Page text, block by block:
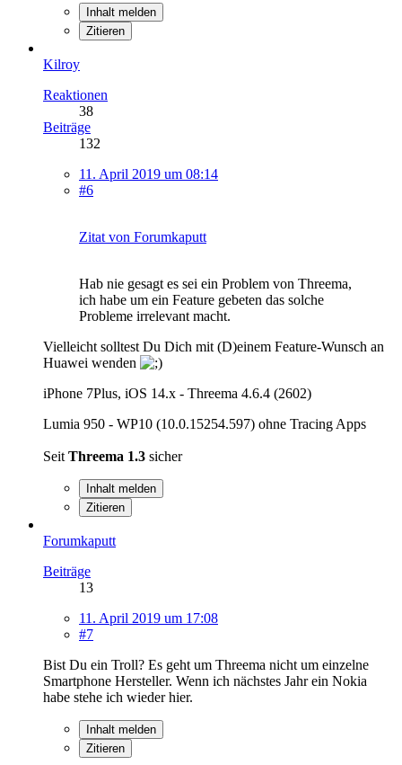
Inhalt melden
Zitieren
Kilroy
Reaktionen
38
Beiträge
132
11. April 2019 um 08:14
#6
Zitat von Forumkaputt
Hab nie gesagt es sei ein Problem von Threema,
ich habe um ein Feature gebeten das solche
Probleme irrelevant macht.
Vielleicht solltest Du Dich mit (D)einem Feature-Wunsch an
Huawei wenden
iPhone 7Plus, iOS 14.x - Threema 4.6.4 (2602)
Lumia 950 - WP10 (10.0.15254.597) ohne Tracing Apps
Seit Threema 1.3 sicher
Inhalt melden
Zitieren
Forumkaputt
Beiträge
13
11. April 2019 um 17:08
#7
Bist Du ein Troll? Es geht um Threema nicht um einzelne
Smartphone Hersteller. Wenn ich nächstes Jahr ein Nokia
habe stehe ich wieder hier.
Inhalt melden
Zitieren